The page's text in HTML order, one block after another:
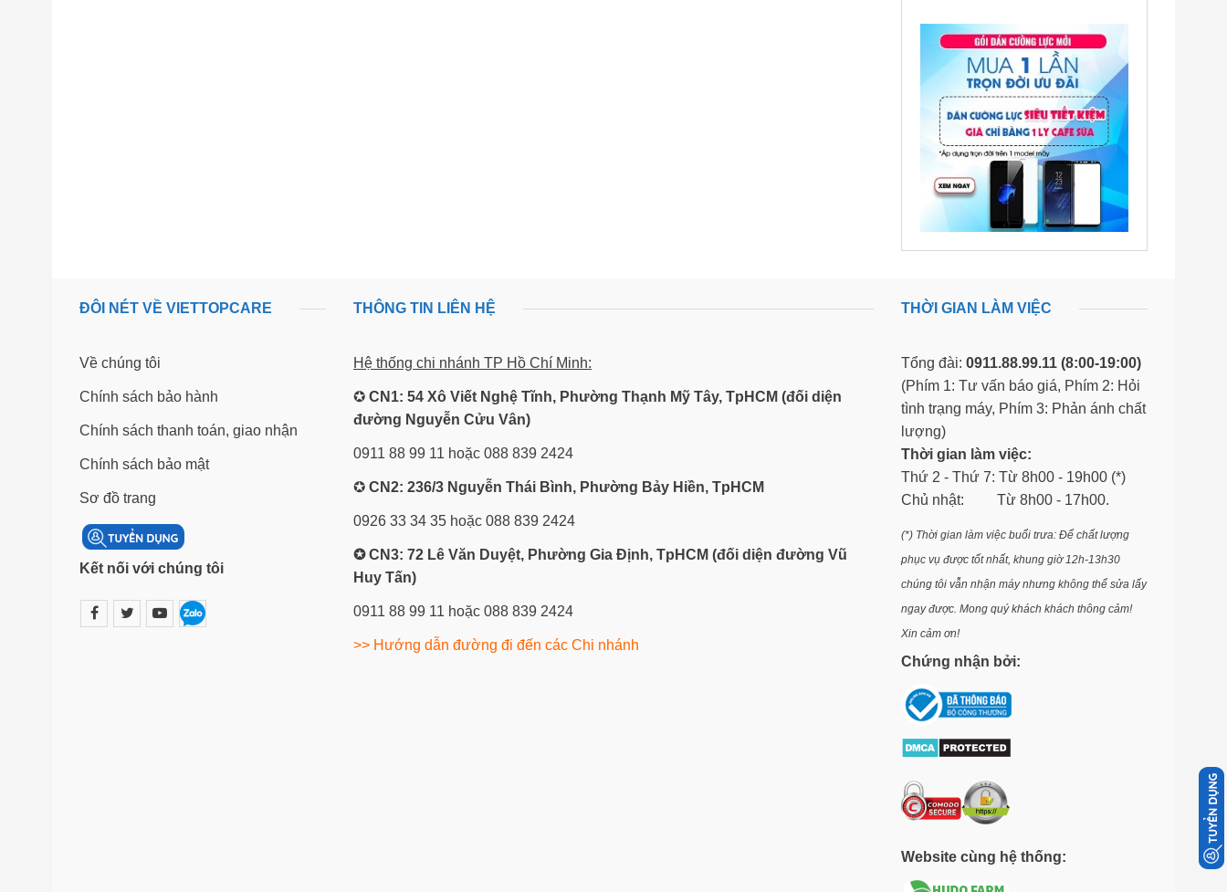
ĐÔI NÉT VỀ VIETTOPCARE
Về chúng tôi
Chính sách bảo hành
Chính sách thanh toán, giao nhận
Chính sách bảo mật
Sơ đồ trang
Kết nối với chúng tôi
THÔNG TIN LIÊN HỆ
Hệ thống chi nhánh TP Hồ Chí Minh:
✪ CN1: 54 Xô Viết Nghệ Tĩnh, Phường Thạnh Mỹ Tây, TpHCM (đối diện
đường Nguyễn Cửu Vân)
0911 88 99 11 hoặc 088 839 2424
✪ CN2: 236/3 Nguyễn Thái Bình, Phường Bảy Hiền, TpHCM
0926 33 34 35 hoặc 088 839 2424
✪ CN3: 72 Lê Văn Duyệt, Phường Gia Định, TpHCM (đối diện đường Vũ
Huy Tấn)
0911 88 99 11 hoặc 088 839 2424
>> Hướng dẫn đường đi đến các Chi nhánh
THỜI GIAN LÀM VIỆC
Tổng đài: 0911.88.99.11 (8:00-19:00)
(Phím 1: Tư vấn báo giá, Phím 2: Hỏi
tình trạng máy, Phím 3: Phản ánh chất
lượng)
Thời gian làm việc:
Thứ 2 - Thứ 7: Từ 8h00 - 19h00 (*)
Chủ nhật: Từ 8h00 - 17h00.
(*) Thời gian làm việc buổi trưa: Để chất lượng
phục vụ được tốt nhất, khung giờ 12h-13h30
chúng tôi vẫn nhận máy nhưng không thể sửa lấy
ngay được. Mong quý khách khách thông cảm!
Xin cảm ơn!
Chứng nhận bởi:
Website cùng hệ thống: